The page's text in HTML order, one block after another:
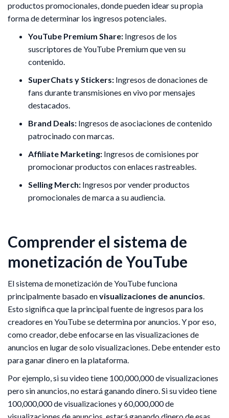
productos promocionales, donde pueden idear su propia
forma de determinar los ingresos potenciales.
YouTube Premium Share: Ingresos de los
suscriptores de YouTube Premium que ven su
contenido.
SuperChats y Stickers: Ingresos de donaciones de
fans durante transmisiones en vivo por mensajes
destacados.
Brand Deals: Ingresos de asociaciones de contenido
patrocinado con marcas.
Affiliate Marketing: Ingresos de comisiones por
promocionar productos con enlaces rastreables.
Selling Merch: Ingresos por vender productos
promocionales de marca a su audiencia.
Comprender el sistema de
monetización de YouTube
El sistema de monetización de YouTube funciona
principalmente basado envisualizaciones de anuncios.
Esto significa que la principal fuente de ingresos para los
creadores en YouTube se determina por anuncios. Y por eso,
como creador, debe enfocarse en las visualizaciones de
anuncios en lugar de solo visualizaciones. Debe entender esto
para ganar dinero en la plataforma.
Por ejemplo, si su video tiene 100,000,000 de visualizaciones
pero sin anuncios, no estará ganando dinero. Si su video tiene
100,000,000 de visualizaciones y 60,000,000 de